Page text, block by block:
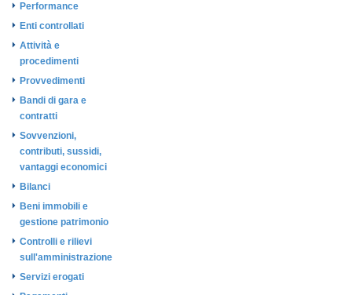
Performance
Enti controllati
Attività e
procedimenti
Provvedimenti
Bandi di gara e
contratti
Sovvenzioni,
contributi, sussidi,
vantaggi economici
Bilanci
Beni immobili e
gestione patrimonio
Controlli e rilievi
sull'amministrazione
Servizi erogati